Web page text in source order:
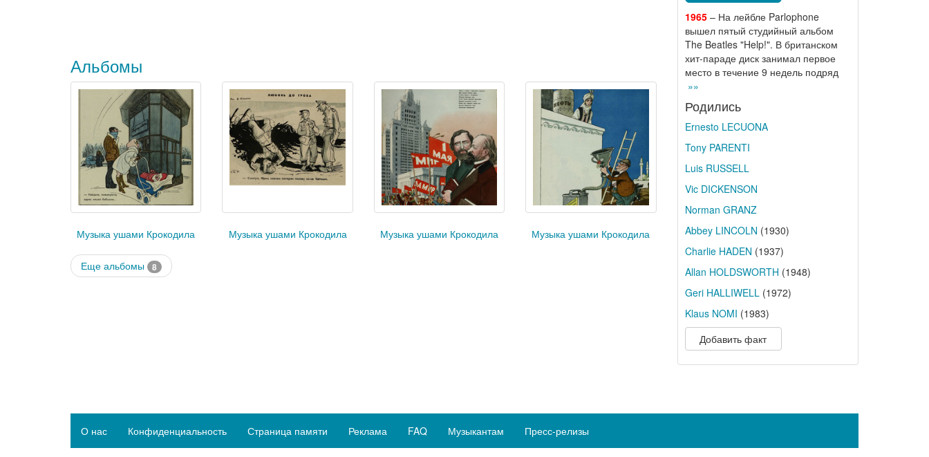
Альбомы
Музыка ушами Крокодила Музыка ушами Крокодила Музыка ушами Крокодила Музыка ушами Крокодила
Еще альбомы 8
1965– На лейбле Parlophone
вышел пятый студийный альбом
The Beatles "Help!". В британском
хит-параде диск занимал первое
место в течение 9 недель подряд
»»
Родились
Ernesto LECUONA
Tony PARENTI
Luis RUSSELL
Vic DICKENSON
Norman GRANZ
Abbey LINCOLN (1930)
Charlie HADEN (1937)
Allan HOLDSWORTH (1948)
Geri HALLIWELL(1972)
Klaus NOMI (1983)
Добавить факт
О нас Конфиденциальность Страница памяти Реклама FAQ Музыкантам Пресс-релизы